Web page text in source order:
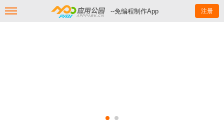
--免编程制作App 注册